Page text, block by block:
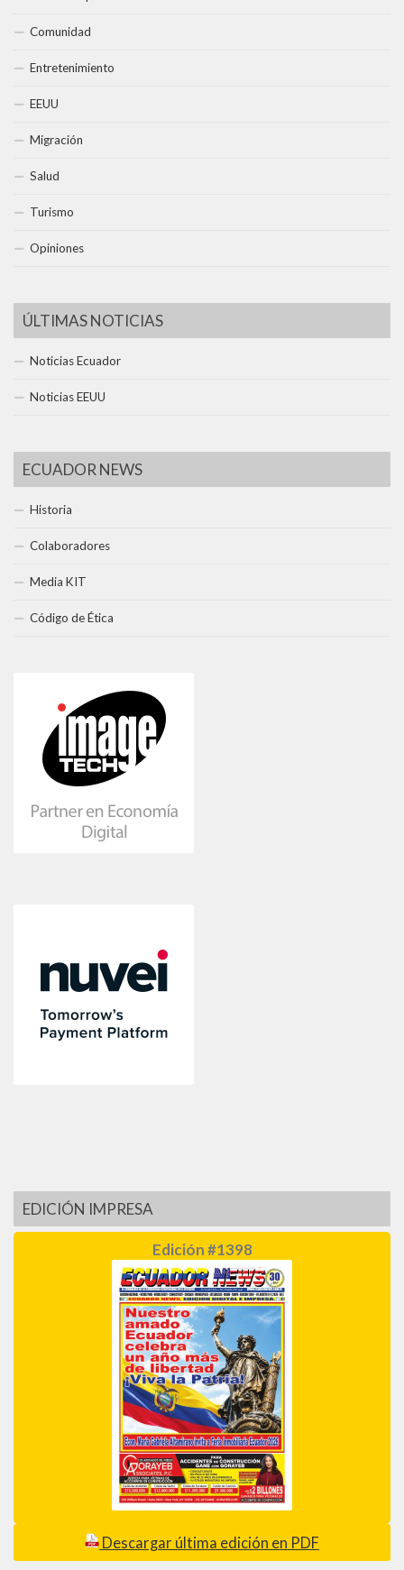
Comunidad
Entretenimiento
EEUU
Migración
Salud
Turismo
Opiniones
ÚLTIMAS NOTICIAS
Noticias Ecuador
Noticias EEUU
ECUADOR NEWS
Historia
Colaboradores
Media KIT
Código de Ética
EDICIÓN IMPRESA
Edición #1398
Descargar última edición en PDF